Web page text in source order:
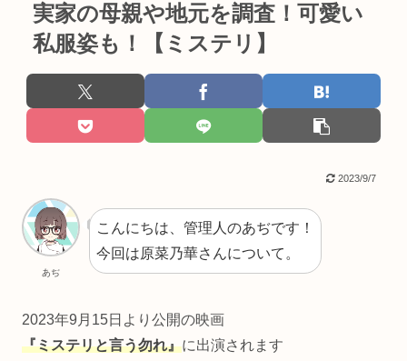
実家の母親や地元を調査！可愛い
私服姿も！【ミステリ】
2023/9/7
あぢ
こんにちは、管理人のあぢです！
今回は原菜乃華さんについて。
2023年9月15日より公開の映画
『ミステリと言う勿れ』に出演されます